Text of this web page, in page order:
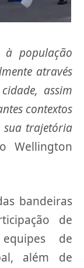
à população
através
assim
contextos
sua trajetória
Wellington
bandeiras
de
de
além de